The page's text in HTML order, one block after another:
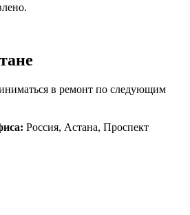
в ремонт по следующим
Россия, Астана, Проспект